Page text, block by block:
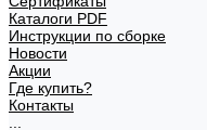
Каталоги PDF
Инструкции по сборке
Новости
Акции
Где купить?
Контакты